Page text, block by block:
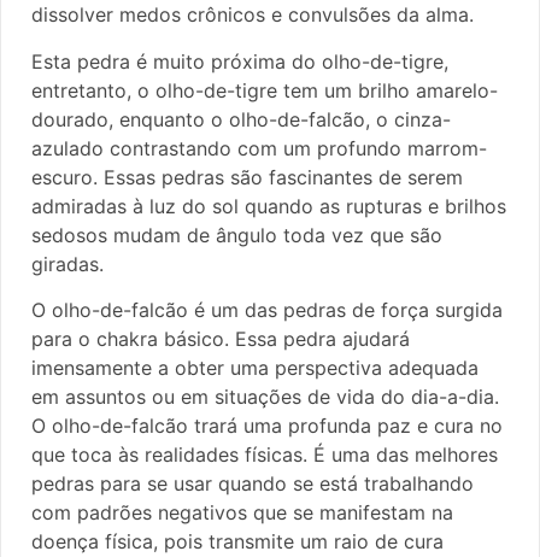
dissolver medos crônicos e convulsões da alma.
Esta pedra é muito próxima do olho-de-tigre,
entretanto, o olho-de-tigre tem um brilho amarelo-
dourado, enquanto o olho-de-falcão, o cinza-
azulado contrastando com um profundo marrom-
escuro. Essas pedras são fascinantes de serem
admiradas à luz do sol quando as rupturas e brilhos
sedosos mudam de ângulo toda vez que são
giradas.
O olho-de-falcão é um das pedras de força surgida
para o chakra básico. Essa pedra ajudará
imensamente a obter uma perspectiva adequada
em assuntos ou em situações de vida do dia-a-dia.
O olho-de-falcão trará uma profunda paz e cura no
que toca às realidades físicas. É uma das melhores
pedras para se usar quando se está trabalhando
com padrões negativos que se manifestam na
doença física, pois transmite um raio de cura